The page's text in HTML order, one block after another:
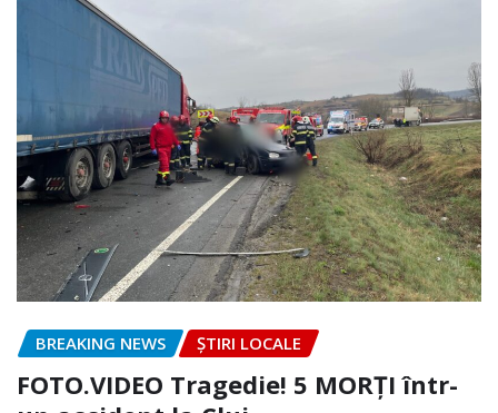
BREAKING NEWS ȘTIRI LOCALE
FOTO.VIDEO Tragedie! 5 MORȚI într-